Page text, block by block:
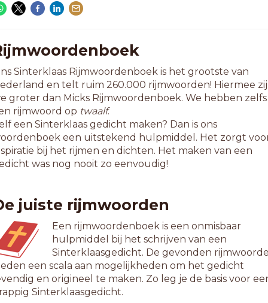
letterwoorden
Sinterklaas Rijmwoordenboek is het grootste van
en telt ruim 260.000 rijmwoorden! Hiermee
groter dan Micks Rijmwoordenboek. We hebben zelfs
rijmwoord op twaalf.
een Sinterklaas gedicht maken? Dan is ons
een uitstekend hulpmiddel. Het zorgt
bij het rijmen en dichten. Het maken van een
was nog nooit zo eenvoudig!
juiste rijmwoorden
Een rijmwoordenboek is een onmisbaar
hulpmiddel bij het schrijven van een
Sinterklaasgedicht. De gevonden
een scala aan mogelijkheden om het gedicht
en origineel te maken. Zo leg je de basis voor
Sinterklaasgedicht.